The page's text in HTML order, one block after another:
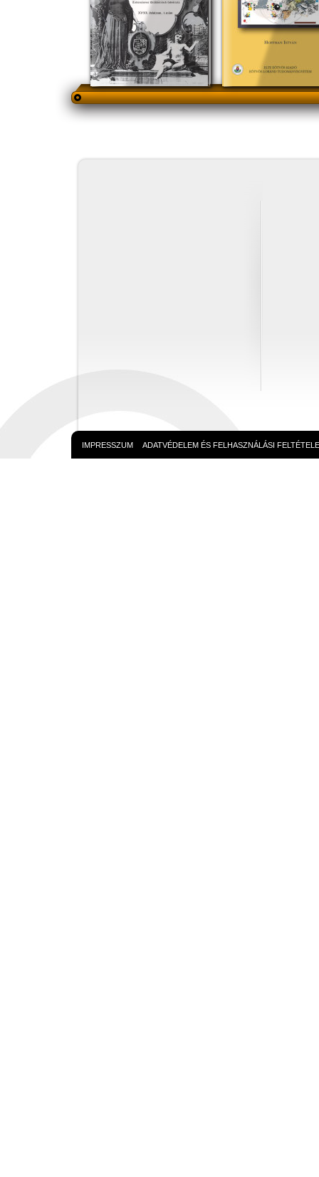
IMPRESSZUM ADATVÉDELEM ÉS FELHASZNÁLÁSI